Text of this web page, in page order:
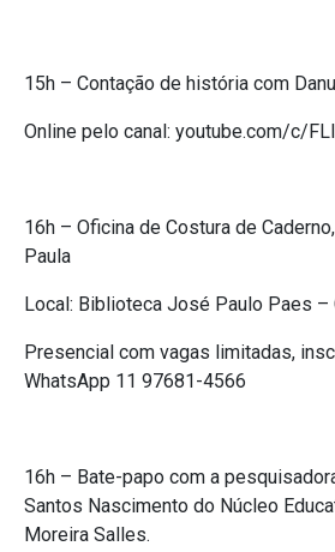
15h – Contação de história com
Online pelo canal: youtube.com/c/
16h – Oficina de Costura de
Paula
Local: Biblioteca José Paulo Paes –
Presencial com vagas limitadas,
WhatsApp 11 97681-4566
16h – Bate-papo com a
Santos Nascimento do Núcleo
Moreira Salles.